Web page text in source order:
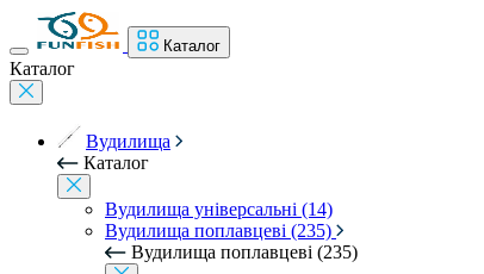
Каталог
Каталог
Вудилища
Каталог
Вудилища універсальні (14)
Вудилища поплавцеві (235)
Вудилища поплавцеві (235)